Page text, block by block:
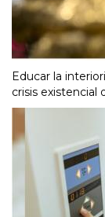
Educar la
crisis existencial